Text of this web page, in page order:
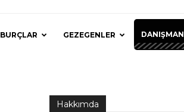
BURÇLAR GEZEGENLER
Hakkımda